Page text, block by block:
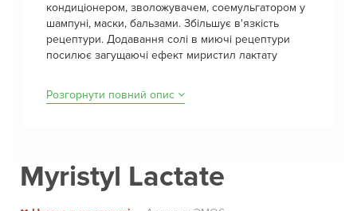
кондиціонером, зволожувачем, соемульгатором у
шампуні, маски, бальзами. Збільшує в'язкість
рецептури. Додавання солі в миючі рецептури
посилює загущаючі ефект миристил лактату
Розгорнути повний опис
Myristyl Lactate